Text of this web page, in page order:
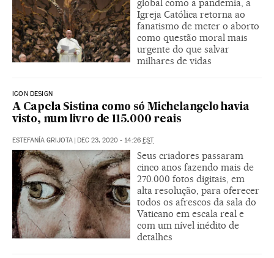
global como a pandemia, a
Igreja Católica retorna ao
fanatismo de meter o aborto
como questão moral mais
urgente do que salvar
milhares de vidas
ICON DESIGN
A Capela Sistina como só Michelangelo havia
visto, num livro de 115.000 reais
ESTEFANÍA GRIJOTA | DEC 23, 2020 - 14:26 EST
Seus criadores passaram
cinco anos fazendo mais de
270.000 fotos digitais, em
alta resolução, para oferecer
todos os afrescos da sala do
Vaticano em escala real e
com um nível inédito de
detalhes